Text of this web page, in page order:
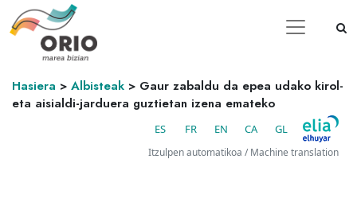
Hasiera > Albisteak > Gaur zabaldu da epea udako kirol-
eta aisialdi-jarduera guztietan izena emateko
ES FR EN CA GL
Itzulpen automatikoa / Machine translation